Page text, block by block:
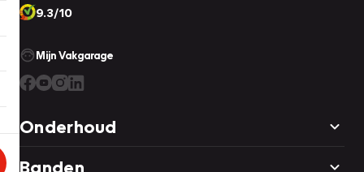
9.3/10
Mijn Vakgarage
Onderhoud
Banden